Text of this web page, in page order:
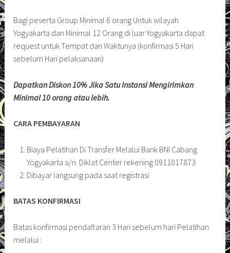
Bagi peserta Group Minimal 6 orang Untuk wilayah
Yogyakarta dan Minimal 12 Orang di luar Yogyakarta dapat
request untuk Tempat dan Waktunya (konfirmasi 5 Hari
sebelum Hari pelaksanaan)
Dapatkan Diskon 10% Jika Satu Instansi Mengirimkan
Minimal 10 orang atau lebih.
CARA PEMBAYARAN
Biaya Pelatihan Di Transfer Melalui Bank BNI Cabang
Yogyakarta a/n. Diklat Center rekening 0911017873
Dibayar langsung pada saat registrasi
BATAS KONFIRMASI
Batas konfirmasi pendaftaran 3 Hari sebelum hari Pelatihan
melalui :